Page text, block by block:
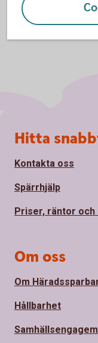
Sidfot
Hitta
Kontakta oss
Spärrhjälp
Priser, räntor och
Om oss
Om
Hållbarhet